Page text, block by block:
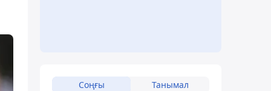
Соңғы Танымал